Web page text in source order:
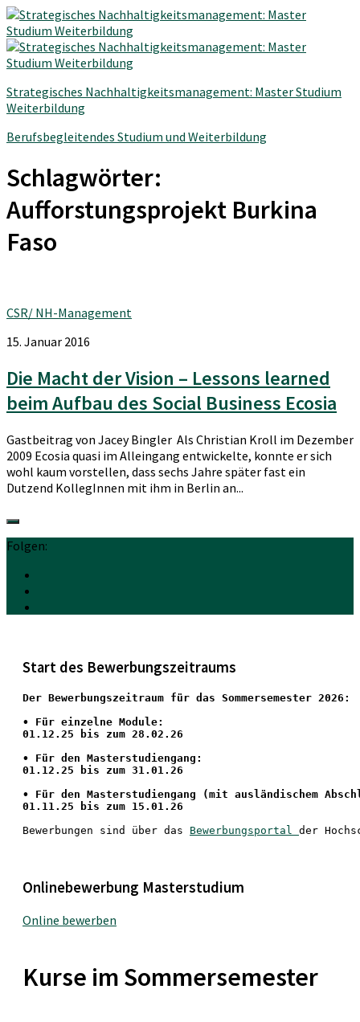
Strategisches Nachhaltigkeitsmanagement: Master Studium
Weiterbildung
Berufsbegleitendes Studium und Weiterbildung
Schlagwörter:
Aufforstungsprojekt Burkina
Faso
CSR/ NH-Management
15. Januar 2016
Die Macht der Vision – Lessons learned
beim Aufbau des Social Business Ecosia
Gastbeitrag von Jacey Bingler Als Christian Kroll im Dezember
2009 Ecosia quasi im Alleingang entwickelte, konnte er sich
wohl kaum vorstellen, dass sechs Jahre später fast ein
Dutzend KollegInnen mit ihm in Berlin an...
Folgen:
Start des Bewerbungszeitraums
Der Bewerbungszeitraum für das Sommersemester 2026:
• Für einzelne Module:
01.12.25 bis zum 28.02.26
• Für den Masterstudiengang:
01.12.25 bis zum 31.01.26
• Für den Masterstudiengang (mit ausländischem
01.11.25 bis zum 15.01.26
Bewerbungen sind über das Bewerbungsportal der
Onlinebewerbung Masterstudium
Online bewerben
Kurse im Sommersemester